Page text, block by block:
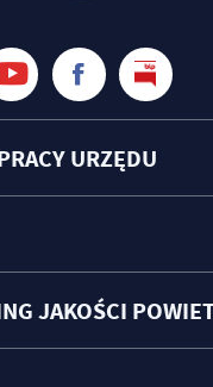
URZĘDU
JAKOŚCI